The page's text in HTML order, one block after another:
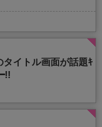
タイトル画面が話題ｷ